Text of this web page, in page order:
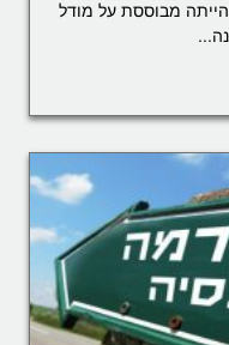
צ'ילה הייתה מבוססת על מודל